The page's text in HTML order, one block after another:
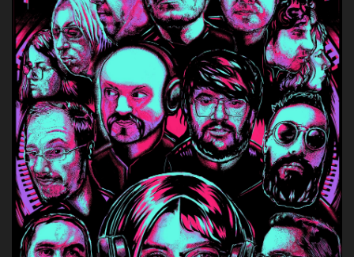
Sostenibilità ambientale
SERVIZI
Servizi generali
Location scouting
Spazi nella sede FCTP
Sala Casting
Sala Paolo Tenna
FILM FUNDS
Piemonte Film Tv Fund
Piemonte Film Tv
Development Fund
Piemonte Doc Film Fund
FESTIVAL, MARKETS,
AWARDS
International Film Festival
Rotterdam
Berlinale Internationalen
Filmfestspiele Berlin
Festival de Cannes
Biografilm Festival - Bio to B
Industry Days
Locarno Film Festival
Mostra Internazionale d’Arte
Cinematografica Venezia
Toronto International Film
Festival